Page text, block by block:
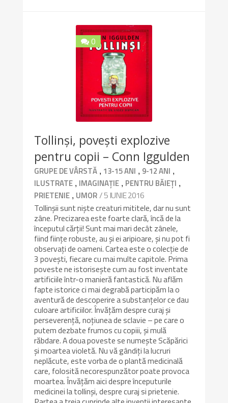
0
Tollinși, povești explozive
pentru copii – Conn Iggulden
GRUPE DE VÂRSTĂ , 13-15 ANI , 9-12 ANI ,
ILUSTRATE , IMAGINAȚIE , PENTRU BĂIEȚI ,
PRIETENIE , UMOR/ 5 IUNIE 2016
Tollinșii sunt niște creaturi mititele, dar nu sunt
zâne. Precizarea este foarte clară, încă de la
începutul cărții! Sunt mai mari decât zânele,
fiind ființe robuste, au și ei aripioare, și nu pot fi
observați de oameni. Cartea este o colecție de
3 povești, fiecare cu mai multe capitole. Prima
poveste ne istorisește cum au fost inventate
artificiile într-o manieră fantastică. Nu aflăm
fapte istorice ci mai degrabă participăm la o
aventură de descoperire a substanțelor ce dau
culoare artificiilor. Învățăm despre curaj și
perseverență, noțiunea de sclavie – pe care o
putem dezbate frumos cu copiii, și mulă
răbdare. A doua poveste se numește Scăpărici
și moartea violetă. Nu vă gândiți la lucruri
neplăcute, este vorba de o plantă medicinală
care, folosită necorespunzător poate provoca
moartea. Învățăm aici despre începuturile
medicinei la tollinși, despre curaj si prietenie.